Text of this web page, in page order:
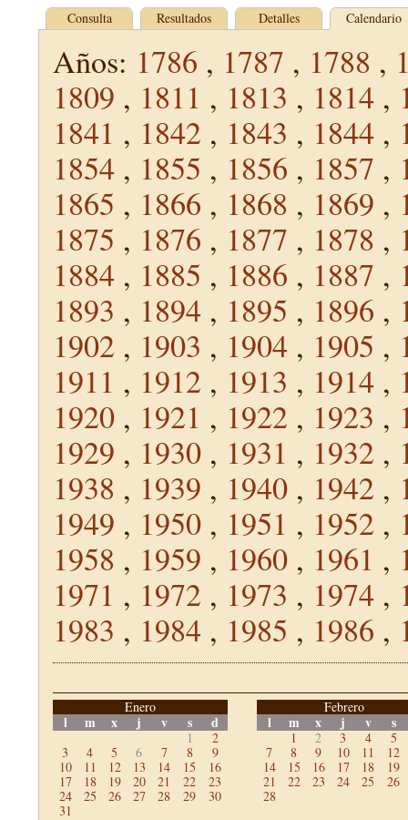
Consulta Resultados Detalles Calendario
Años: 1786 , 1787 , 1788 ,
1809 , 1811 , 1813 , 1814 ,
1841 , 1842 , 1843 , 1844 ,
1854 , 1855 , 1856 , 1857 ,
1865 , 1866 , 1868 , 1869 ,
1875 , 1876 , 1877 , 1878 ,
1884 , 1885 , 1886 , 1887 ,
1893 , 1894 , 1895 , 1896 ,
1902 , 1903 , 1904 , 1905 ,
1911 , 1912 , 1913 , 1914 ,
1920 , 1921 , 1922 , 1923 ,
1929 , 1930 , 1931 , 1932 ,
1938 , 1939 , 1940 , 1942 ,
1949 , 1950 , 1951 , 1952 ,
1958 , 1959 , 1960 , 1961 ,
1971 , 1972 , 1973 , 1974 ,
1983 , 1984 , 1985 , 1986 ,
Enero
l m x j v s d
1
2
3
4 5 6 7 8
9
10
11 12 13 14 15
16
17
18 19 20 21 22
23
24
25 26 27 28 29
30
31
Febrero
l m x j v s
1 2 3 4
5
7
8 9 10 11
12
14
15 16 17 18
19
21
22 23 24 25
26
28